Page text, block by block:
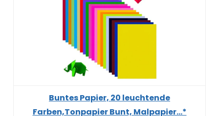
Buntes Papier, 20 leuchtende
Farben,Tonpapier Bunt, Malpapier...*